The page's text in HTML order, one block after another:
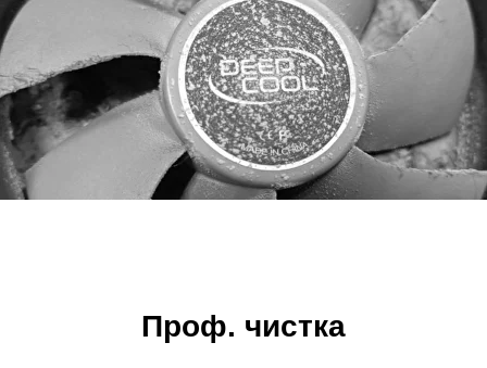
Проф. чистка